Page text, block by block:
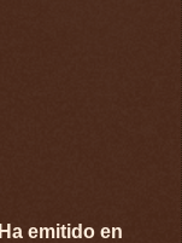
Ha emitido en